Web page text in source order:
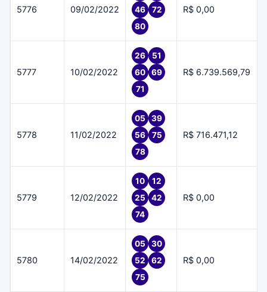
5776 09/02/2022
46
72
80
R$ 0,00
5777 10/02/2022
26
51
60
69
71
R$ 6.739.569,79
5778 11/02/2022
05
39
56
75
78
R$ 716.471,12
5779 12/02/2022
10
12
25
42
74
R$ 0,00
5780 14/02/2022
05
30
52
62
75
R$ 0,00